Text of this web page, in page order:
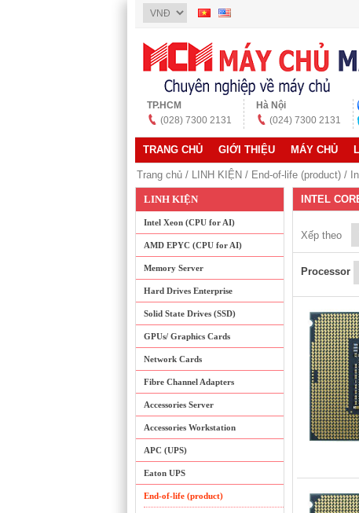
TP.HCM
(028) 7300 2131
Hà Nội
(024) 7300 2131
TRANG CHỦ GIỚI THIỆU MÁY CHỦ
Trang chủ / LINH KIỆN / End-of-life (product) /
LINH KIỆN
Intel Xeon (CPU for AI)
AMD EPYC (CPU for AI)
Memory Server
Hard Drives Enterprise
Solid State Drives (SSD)
GPUs/ Graphics Cards
Network Cards
Fibre Channel Adapters
Accessories Server
Accessories Workstation
APC (UPS)
Eaton UPS
End-of-life (product)
INTEL
Xếp theo
Processor